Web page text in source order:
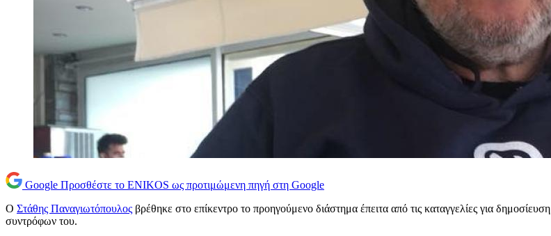
Google Προσθέστε το ENIKOS ως προτιμώμενη πηγή στη Google
Ο Στάθης Παναγιωτόπουλος βρέθηκε στο επίκεντρο το προηγούμενο διάστημα έπειτα από τις καταγγελίες για δημοσίευση
συντρόφων του.